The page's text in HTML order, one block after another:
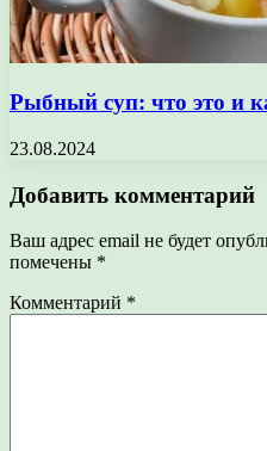
Рыбный суп: что это и
23.08.2024
Добавить комментарий
Ваш адрес email не будет
помечены *
Комментарий *